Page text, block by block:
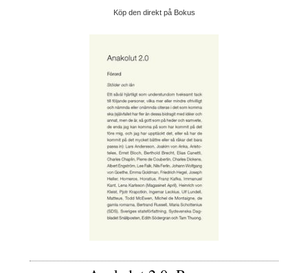
Köp den direkt på Bokus